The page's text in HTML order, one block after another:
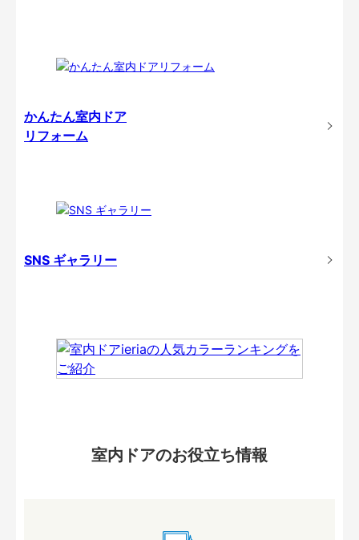
かんたん室内ドア
リフォーム
SNS ギャラリー
室内ドアのお役立ち情報